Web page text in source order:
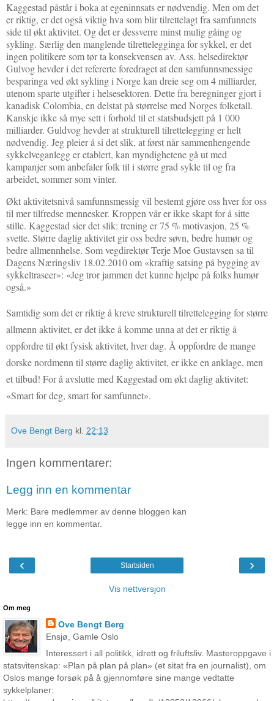
Kaggestad påstår i boka at egeninnsats er nødvendig. Men om det
er riktig, er det også viktig hva som blir tilrettelagt fra samfunnets
side til økt aktivitet. Og det er dessverre minst mulig gåing og
sykling. Særlig den manglende tilrettelegginga for sykkel, er det
ingen politikere som tør ta konsekvensen av. Ass. helsedirektør
Gulvog hevder i det refererte foredraget at den samfunnsmessige
besparinga ved økt sykling i Norge kan dreie seg om 4 milliarder,
utenom sparte utgifter i helsesektoren. Dette fra beregninger gjort i
kanadisk Colombia, en delstat på størrelse med Norges folketall.
Kanskje ikke så mye sett i forhold til et statsbudsjett på 1 000
milliarder. Guldvog hevder at strukturell tilrettelegging er helt
nødvendig. Jeg pleier å si det slik, at først når sammenhengende
sykkelveganlegg er etablert, kan myndighetene gå ut med
kampanjer som anbefaler folk til i større grad sykle til og fra
arbeidet, sommer som vinter.
Økt aktivitetsnivå samfunnsmessig vil bestemt gjøre oss hver for oss
til mer tilfredse mennesker. Kroppen vår er ikke skapt for å sitte
stille. Kaggestad sier det slik: trening er 75 % motivasjon, 25 %
svette. Større daglig aktivitet gir oss bedre søvn, bedre humør og
bedre allmennhelse. Som vegdirektør Terje Moe Gustavsen sa til
Dagens Næringsliv 18.02.2010 om «kraftig satsing på bygging av
sykkeltraseer»: «Jeg tror jammen det kunne hjelpe på folks humør
også.»
Samtidig som det er riktig å kreve strukturell tilrettelegging for større
allmenn aktivitet, er det ikke å komme unna at det er riktig å
oppfordre til økt fysisk aktivitet, hver dag. Å oppfordre de mange
dorske nordmenn til større daglig aktivitet, er ikke en anklage, men
et tilbud! For å avslutte med Kaggestad om økt daglig aktivitet:
«Smart for deg, smart for samfunnet».
Ove Bengt Berg kl. 22:13
Ingen kommentarer:
Legg inn en kommentar
Merk: Bare medlemmer av denne bloggen kan
legge inn en kommentar.
‹ ›
Startsiden
Vis nettversjon
Om meg
Ove Bengt Berg
Ensjø, Gamle Oslo
Interessert i all politikk, idrett og friluftsliv. Masteroppgave i
statsvitenskap: «Plan på plan på plan» (et sitat fra en journalist), om
Oslos mange forsøk på å gjennomføre sine mange vedtatte
sykkelplaner: